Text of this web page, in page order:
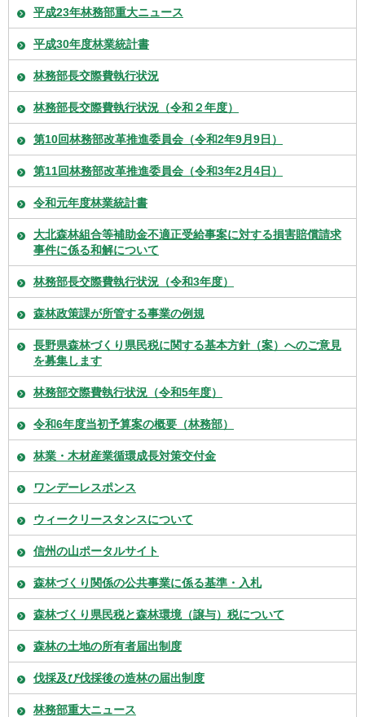
平成23年林務部重大ニュース
平成30年度林業統計書
林務部長交際費執行状況
林務部長交際費執行状況（令和２年度）
第10回林務部改革推進委員会（令和2年9月9日）
第11回林務部改革推進委員会（令和3年2月4日）
令和元年度林業統計書
大北森林組合等補助金不適正受給事案に対する損害賠償請求
事件に係る和解について
林務部長交際費執行状況（令和3年度）
森林政策課が所管する事業の例規
長野県森林づくり県民税に関する基本方針（案）へのご意見
を募集します
林務部交際費執行状況（令和5年度）
令和6年度当初予算案の概要（林務部）
林業・木材産業循環成長対策交付金
ワンデーレスポンス
ウィークリースタンスについて
信州の山ポータルサイト
森林づくり関係の公共事業に係る基準・入札
森林づくり県民税と森林環境（譲与）税について
森林の土地の所有者届出制度
伐採及び伐採後の造林の届出制度
林務部重大ニュース